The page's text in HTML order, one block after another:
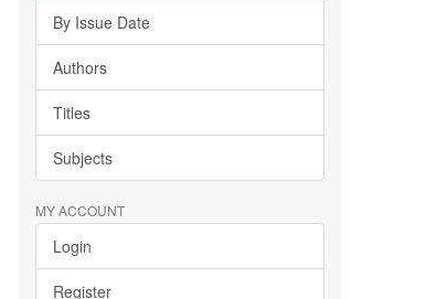
By Issue Date
Authors
Titles
Subjects
MY ACCOUNT
Login
Register